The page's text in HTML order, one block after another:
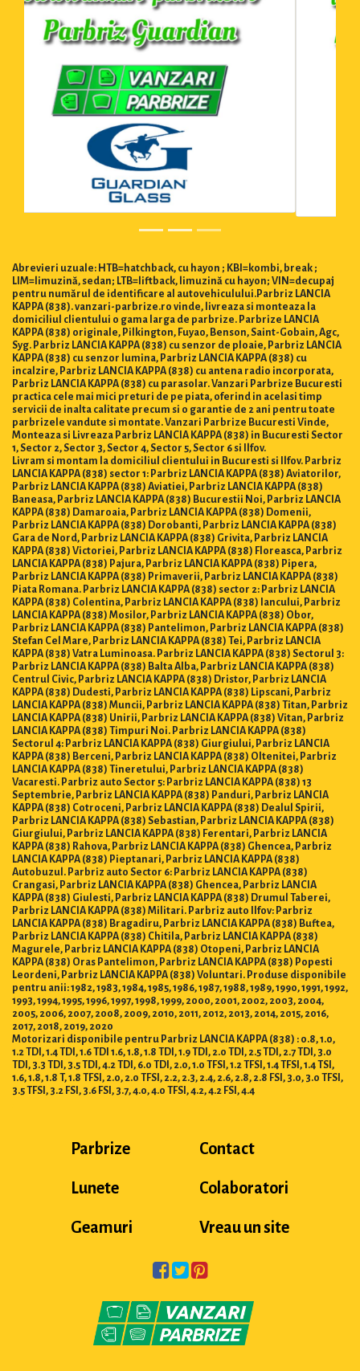
Abrevieri uzuale: HTB=hatchback, cu hayon ; KBI=kombi, break ;
LIM=limuzină, sedan; LTB=liftback, limuzină cu hayon; VIN=decupaj
pentru numărul de identificare al autovehiculului.Parbriz LANCIA
KAPPA (838). vanzari-parbrize.ro vinde, livreaza si monteaza la
domiciliul clientului o gama larga de parbrize. Parbrize LANCIA
KAPPA (838) originale, Pilkington, Fuyao, Benson, Saint-Gobain, Agc,
Syg. Parbriz LANCIA KAPPA (838) cu senzor de ploaie, Parbriz LANCIA
KAPPA (838) cu senzor lumina, Parbriz LANCIA KAPPA (838) cu
incalzire, Parbriz LANCIA KAPPA (838) cu antena radio incorporata,
Parbriz LANCIA KAPPA (838) cu parasolar. Vanzari Parbrize Bucuresti
practica cele mai mici preturi de pe piata, oferind in acelasi timp
servicii de inalta calitate precum si o garantie de 2 ani pentru toate
parbrizele vandute si montate. Vanzari Parbrize Bucuresti Vinde,
Monteaza si Livreaza Parbriz LANCIA KAPPA (838) in Bucuresti Sector
1, Sector 2, Sector 3, Sector 4, Sector 5, Sector 6 si Ilfov.
Livram si montam la domiciliul clientului in Bucuresti si Ilfov. Parbriz
LANCIA KAPPA (838) sector 1: Parbriz LANCIA KAPPA (838) Aviatorilor,
Parbriz LANCIA KAPPA (838) Aviatiei, Parbriz LANCIA KAPPA (838)
Baneasa, Parbriz LANCIA KAPPA (838) Bucurestii Noi, Parbriz LANCIA
KAPPA (838) Damaroaia, Parbriz LANCIA KAPPA (838) Domenii,
Parbriz LANCIA KAPPA (838) Dorobanti, Parbriz LANCIA KAPPA (838)
Gara de Nord, Parbriz LANCIA KAPPA (838) Grivita, Parbriz LANCIA
KAPPA (838) Victoriei, Parbriz LANCIA KAPPA (838) Floreasca, Parbriz
LANCIA KAPPA (838) Pajura, Parbriz LANCIA KAPPA (838) Pipera,
Parbriz LANCIA KAPPA (838) Primaverii, Parbriz LANCIA KAPPA (838)
Piata Romana. Parbriz LANCIA KAPPA (838) sector 2: Parbriz LANCIA
KAPPA (838) Colentina, Parbriz LANCIA KAPPA (838) Iancului, Parbriz
LANCIA KAPPA (838) Mosilor, Parbriz LANCIA KAPPA (838) Obor,
Parbriz LANCIA KAPPA (838) Pantelimon, Parbriz LANCIA KAPPA (838)
Stefan Cel Mare, Parbriz LANCIA KAPPA (838) Tei, Parbriz LANCIA
KAPPA (838) Vatra Luminoasa. Parbriz LANCIA KAPPA (838) Sectorul 3:
Parbriz LANCIA KAPPA (838) Balta Alba, Parbriz LANCIA KAPPA (838)
Centrul Civic, Parbriz LANCIA KAPPA (838) Dristor, Parbriz LANCIA
KAPPA (838) Dudesti, Parbriz LANCIA KAPPA (838) Lipscani, Parbriz
LANCIA KAPPA (838) Muncii, Parbriz LANCIA KAPPA (838) Titan, Parbriz
LANCIA KAPPA (838) Unirii, Parbriz LANCIA KAPPA (838) Vitan, Parbriz
LANCIA KAPPA (838) Timpuri Noi. Parbriz LANCIA KAPPA (838)
Sectorul 4: Parbriz LANCIA KAPPA (838) Giurgiului, Parbriz LANCIA
KAPPA (838) Berceni, Parbriz LANCIA KAPPA (838) Oltenitei, Parbriz
LANCIA KAPPA (838) Tineretului, Parbriz LANCIA KAPPA (838)
Vacaresti. Parbriz auto Sector 5: Parbriz LANCIA KAPPA (838) 13
Septembrie, Parbriz LANCIA KAPPA (838) Panduri, Parbriz LANCIA
KAPPA (838) Cotroceni, Parbriz LANCIA KAPPA (838) Dealul Spirii,
Parbriz LANCIA KAPPA (838) Sebastian, Parbriz LANCIA KAPPA (838)
Giurgiului, Parbriz LANCIA KAPPA (838) Ferentari, Parbriz LANCIA
KAPPA (838) Rahova, Parbriz LANCIA KAPPA (838) Ghencea, Parbriz
LANCIA KAPPA (838) Pieptanari, Parbriz LANCIA KAPPA (838)
Autobuzul. Parbriz auto Sector 6: Parbriz LANCIA KAPPA (838)
Crangasi, Parbriz LANCIA KAPPA (838) Ghencea, Parbriz LANCIA
KAPPA (838) Giulesti, Parbriz LANCIA KAPPA (838) Drumul Taberei,
Parbriz LANCIA KAPPA (838) Militari. Parbriz auto Ilfov: Parbriz
LANCIA KAPPA (838) Bragadiru, Parbriz LANCIA KAPPA (838) Buftea,
Parbriz LANCIA KAPPA (838) Chitila, Parbriz LANCIA KAPPA (838)
Magurele, Parbriz LANCIA KAPPA (838) Otopeni, Parbriz LANCIA
KAPPA (838) Oras Pantelimon, Parbriz LANCIA KAPPA (838) Popesti
Leordeni, Parbriz LANCIA KAPPA (838) Voluntari. Produse disponibile
pentru anii: 1982, 1983, 1984, 1985, 1986, 1987, 1988, 1989, 1990, 1991, 1992,
1993, 1994, 1995, 1996, 1997, 1998, 1999, 2000, 2001, 2002, 2003, 2004,
2005, 2006, 2007, 2008, 2009, 2010, 2011, 2012, 2013, 2014, 2015, 2016,
2017, 2018, 2019, 2020
Motorizari disponibile pentru Parbriz LANCIA KAPPA (838) : 0.8, 1.0,
1.2 TDI, 1.4 TDI, 1.6 TDI 1.6, 1.8, 1.8 TDI, 1.9 TDI, 2.0 TDI, 2.5 TDI, 2.7 TDI, 3.0
TDI, 3.3 TDI, 3.5 TDI, 4.2 TDI, 6.0 TDI, 2.0, 1.0 TFSI, 1.2 TFSI, 1.4 TFSI, 1.4 TSI,
1.6, 1.8, 1.8 T, 1.8 TFSI, 2.0, 2.0 TFSI, 2.2, 2.3, 2.4, 2.6, 2.8, 2.8 FSI, 3.0, 3.0 TFSI,
3.5 TFSI, 3.2 FSI, 3.6 FSI, 3.7, 4.0, 4.0 TFSI, 4.2, 4.2 FSI, 4.4
Parbrize
Lunete
Geamuri
Contact
Colaboratori
Vreau un site